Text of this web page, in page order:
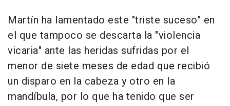
Martín ha lamentado este "triste suceso" en
el que tampoco se descarta la "violencia
vicaria" ante las heridas sufridas por el
menor de siete meses de edad que recibió
un disparo en la cabeza y otro en la
mandíbula, por lo que ha tenido que ser